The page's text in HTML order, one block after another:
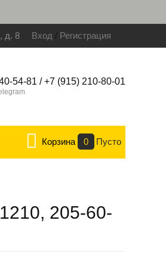
д. 8 Вход / Регистрация
54-81 / +7 (915) 210-80-01
Корзина 0 Пусто
205-60-